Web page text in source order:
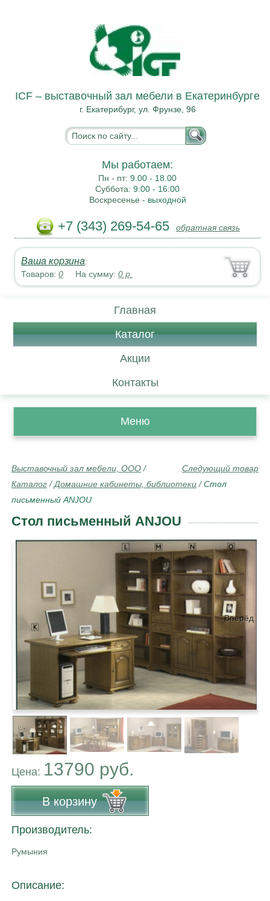
ICF – выставочный зал мебели в Екатеринбурге
г. Екатерибург, ул. Фрунзе, 96
Мы работаем:
Пн - пт:9.00 - 18.00
Суббота:9:00 - 16:00
Воскресенье - выходной
+7 (343) 269-54-65 обратная связь
Ваша корзина:
Товаров:0 На сумму:0 р.
Главная
Каталог
Акции
Контакты
Меню
Следующий товар
Выставочный зал мебели, ООО /
Каталог /Домашние кабинеты, библиотеки /Стол
письменный ANJOU
Стол письменный ANJOU
Вперёд
Цена: 13790 руб.
В корзину
Производитель:
Румыния
Описание: